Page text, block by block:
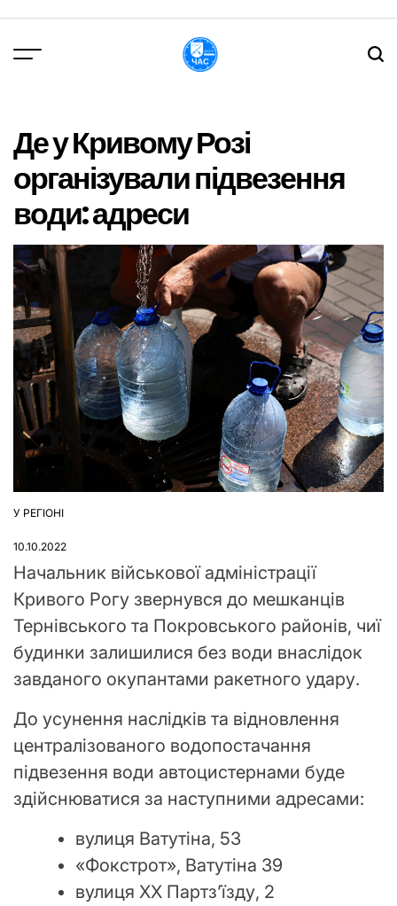
вмісту
Де у Кривому Розі
організували підвезення
води: адреси
ОПУБЛІКУВАТИ
У РЕГІОНІ
10.10.2022
Начальник військової адміністрації
Кривого Рогу звернувся до мешканців
Тернівського та Покровського районів, чиї
будинки залишилися без води внаслідок
завданого окупантами ракетного удару.
До усунення наслідків та відновлення
централізованого водопостачання
підвезення води автоцистернами буде
здійснюватися за наступними адресами:
вулиця Ватутіна, 53
«Фокстрот», Ватутіна 39
вулиця XX Партз’їзду, 2